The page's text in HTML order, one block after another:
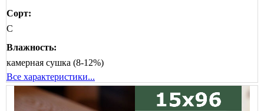
Сорт:
C
Влажность:
камерная сушка (8-12%)
Все характеристики...